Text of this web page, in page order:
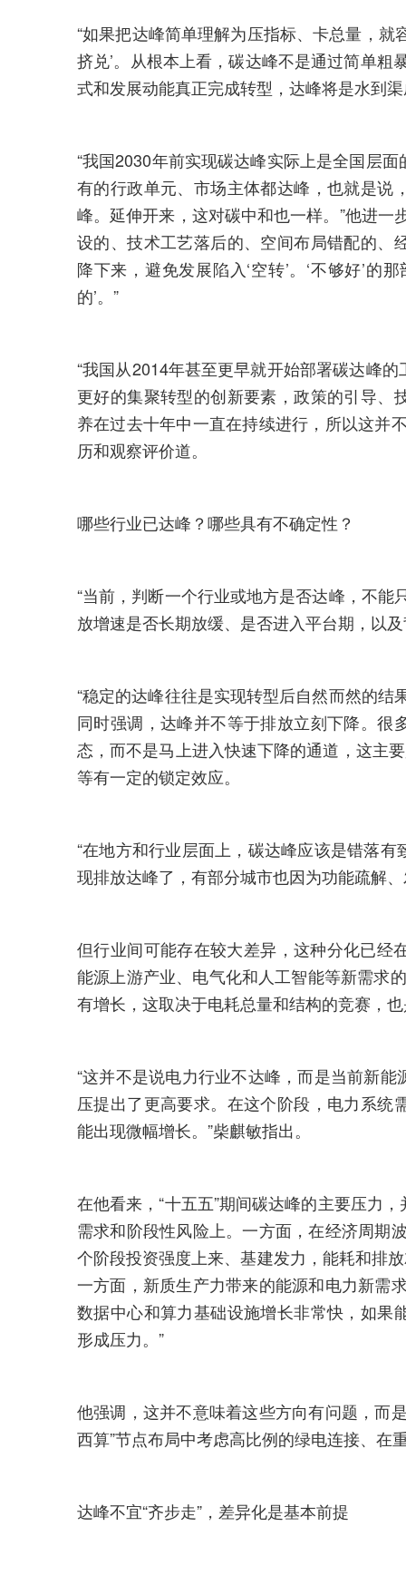
“如果把达峰简单理解为压指标、卡总量，
挤兑’。从根本上看，碳达峰不是通过简单
式和发展动能真正完成转型，达峰将是水到
“我国2030年前实现碳达峰实际上是全国层
有的行政单元、市场主体都达峰，也就是说
峰。延伸开来，这对碳中和也一样。”他进
设的、技术工艺落后的、空间布局错配的、
降下来，避免发展陷入‘空转’。‘不够好’的
的’。”
“我国从2014年甚至更早就开始部署碳达峰
更好的集聚转型的创新要素，政策的引导、
养在过去十年中一直在持续进行，所以这并
历和观察评价道。
哪些行业已达峰？哪些具有不确定性？
“当前，判断一个行业或地方是否达峰，不
放增速是否长期放缓、是否进入平台期，以
“稳定的达峰往往是实现转型后自然而然的
同时强调，达峰并不等于排放立刻下降。很
态，而不是马上进入快速下降的通道，这主
等有一定的锁定效应。
“在地方和行业层面上，碳达峰应该是错落
现排放达峰了，有部分城市也因为功能疏解
但行业间可能存在较大差异，这种分化已经
能源上游产业、电气化和人工智能等新需求
有增长，这取决于电耗总量和结构的竞赛，
“这并不是说电力行业不达峰，而是当前新
压提出了更高要求。在这个阶段，电力系
能出现微幅增长。”柴麒敏指出。
在他看来，“十五五”期间碳达峰的主要压力
需求和阶段性风险上。一方面，在经济周期
个阶段投资强度上来、基建发力，能耗和排
一方面，新质生产力带来的能源和电力新需
数据中心和算力基础设施增长非常快，如果
形成压力。”
他强调，这并不意味着这些方向有问题，而
西算”节点布局中考虑高比例的绿电连接、
达峰不宜“齐步走”，差异化是基本前提